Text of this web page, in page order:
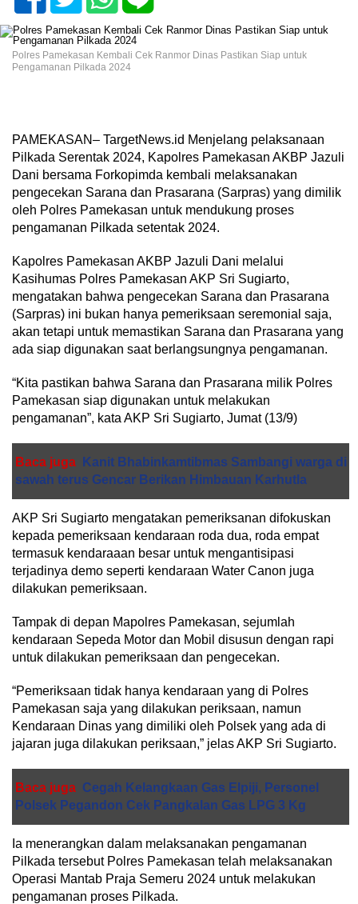
Polres Pamekasan Kembali Cek Ranmor Dinas Pastikan Siap untuk
Pengamanan Pilkada 2024
PAMEKASAN– TargetNews.id Menjelang pelaksanaan
Pilkada Serentak 2024, Kapolres Pamekasan AKBP Jazuli
Dani bersama Forkopimda kembali melaksanakan
pengecekan Sarana dan Prasarana (Sarpras) yang dimilik
oleh Polres Pamekasan untuk mendukung proses
pengamanan Pilkada setentak 2024.
Kapolres Pamekasan AKBP Jazuli Dani melalui
Kasihumas Polres Pamekasan AKP Sri Sugiarto,
mengatakan bahwa pengecekan Sarana dan Prasarana
(Sarpras) ini bukan hanya pemeriksaan seremonial saja,
akan tetapi untuk memastikan Sarana dan Prasarana yang
ada siap digunakan saat berlangsungnya pengamanan.
“Kita pastikan bahwa Sarana dan Prasarana milik Polres
Pamekasan siap digunakan untuk melakukan
pengamanan”, kata AKP Sri Sugiarto, Jumat (13/9)
Baca juga
Kanit Bhabinkamtibmas Sambangi warga di
sawah terus Gencar Berikan Himbauan Karhutla
AKP Sri Sugiarto mengatakan pemeriksanan difokuskan
kepada pemeriksaan kendaraan roda dua, roda empat
termasuk kendaraaan besar untuk mengantisipasi
terjadinya demo seperti kendaraan Water Canon juga
dilakukan pemeriksaan.
Tampak di depan Mapolres Pamekasan, sejumlah
kendaraan Sepeda Motor dan Mobil disusun dengan rapi
untuk dilakukan pemeriksaan dan pengecekan.
“Pemeriksaan tidak hanya kendaraan yang di Polres
Pamekasan saja yang dilakukan periksaan, namun
Kendaraan Dinas yang dimiliki oleh Polsek yang ada di
jajaran juga dilakukan periksaan,” jelas AKP Sri Sugiarto.
Baca juga Cegah Kelangkaan Gas Elpiji, Personel
Polsek Pegandon Cek Pangkalan Gas LPG 3 Kg
Ia menerangkan dalam melaksanakan pengamanan
Pilkada tersebut Polres Pamekasan telah melaksanakan
Operasi Mantab Praja Semeru 2024 untuk melakukan
pengamanan proses Pilkada.